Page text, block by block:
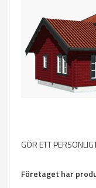
GÖR ETT
Företaget har